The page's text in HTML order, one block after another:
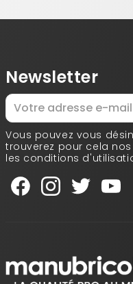
Newsletter
Vous pouvez vous
trouverez pour cela
les conditions